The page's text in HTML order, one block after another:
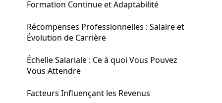
Formation Continue et Adaptabilité
Récompenses Professionnelles : Salaire et
Évolution de Carrière
Échelle Salariale : Ce à quoi Vous Pouvez
Vous Attendre
Facteurs Influençant les Revenus